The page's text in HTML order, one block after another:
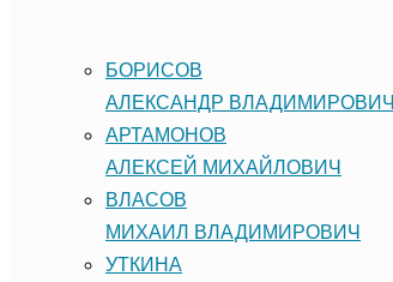
БОРИСОВ
АЛЕКСАНДР ВЛАДИМИРОВИЧ
АРТАМОНОВ
АЛЕКСЕЙ МИХАЙЛОВИЧ
ВЛАСОВ
МИХАИЛ ВЛАДИМИРОВИЧ
УТКИНА